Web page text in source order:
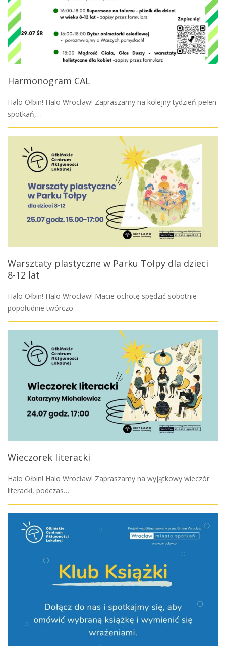
e
o
W
r
ł
i
Harmonogram CAL
Halo Ołbin! Halo Wrocław! Zapraszamy na kolejny tydzień pełen
spotkań,…
Warsztaty plastyczne w Parku Tołpy dla dzieci
8-12 lat
Halo Ołbin! Halo Wrocław! Macie ochotę spędzić sobotnie
popołudnie twórczo…
Wieczorek literacki
Halo Ołbin! Halo Wrocław! Zapraszamy na wyjątkowy wieczór
literacki, podczas…